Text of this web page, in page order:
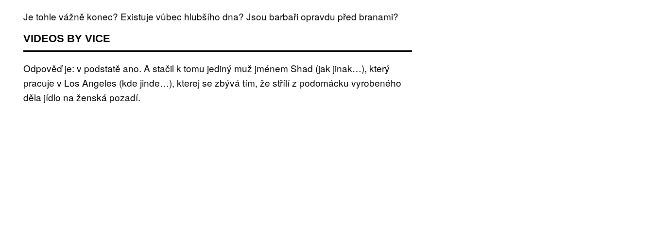
Je tohle vážně konec? Existuje vůbec hlubšího dna? Jsou barbaři opravdu před branami?
VIDEOS BY VICE
Odpověď je: v podstatě ano. A stačil k tomu jediný muž jménem Shad (jak jinak…), který
pracuje v Los Angeles (kde jinde…), kterej se zbývá tím, že střílí z podomácku vyrobeného
děla jídlo na ženská pozadí.